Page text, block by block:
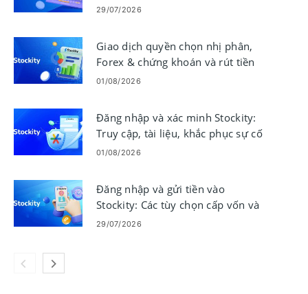
29/07/2026
Giao dịch quyền chọn nhị phân,
Forex & chứng khoán và rút tiền
trên Stockity
01/08/2026
Đăng nhập và xác minh Stockity:
Truy cập, tài liệu, khắc phục sự cố
01/08/2026
Đăng nhập và gửi tiền vào
Stockity: Các tùy chọn cấp vốn và
truy cập an toàn
29/07/2026